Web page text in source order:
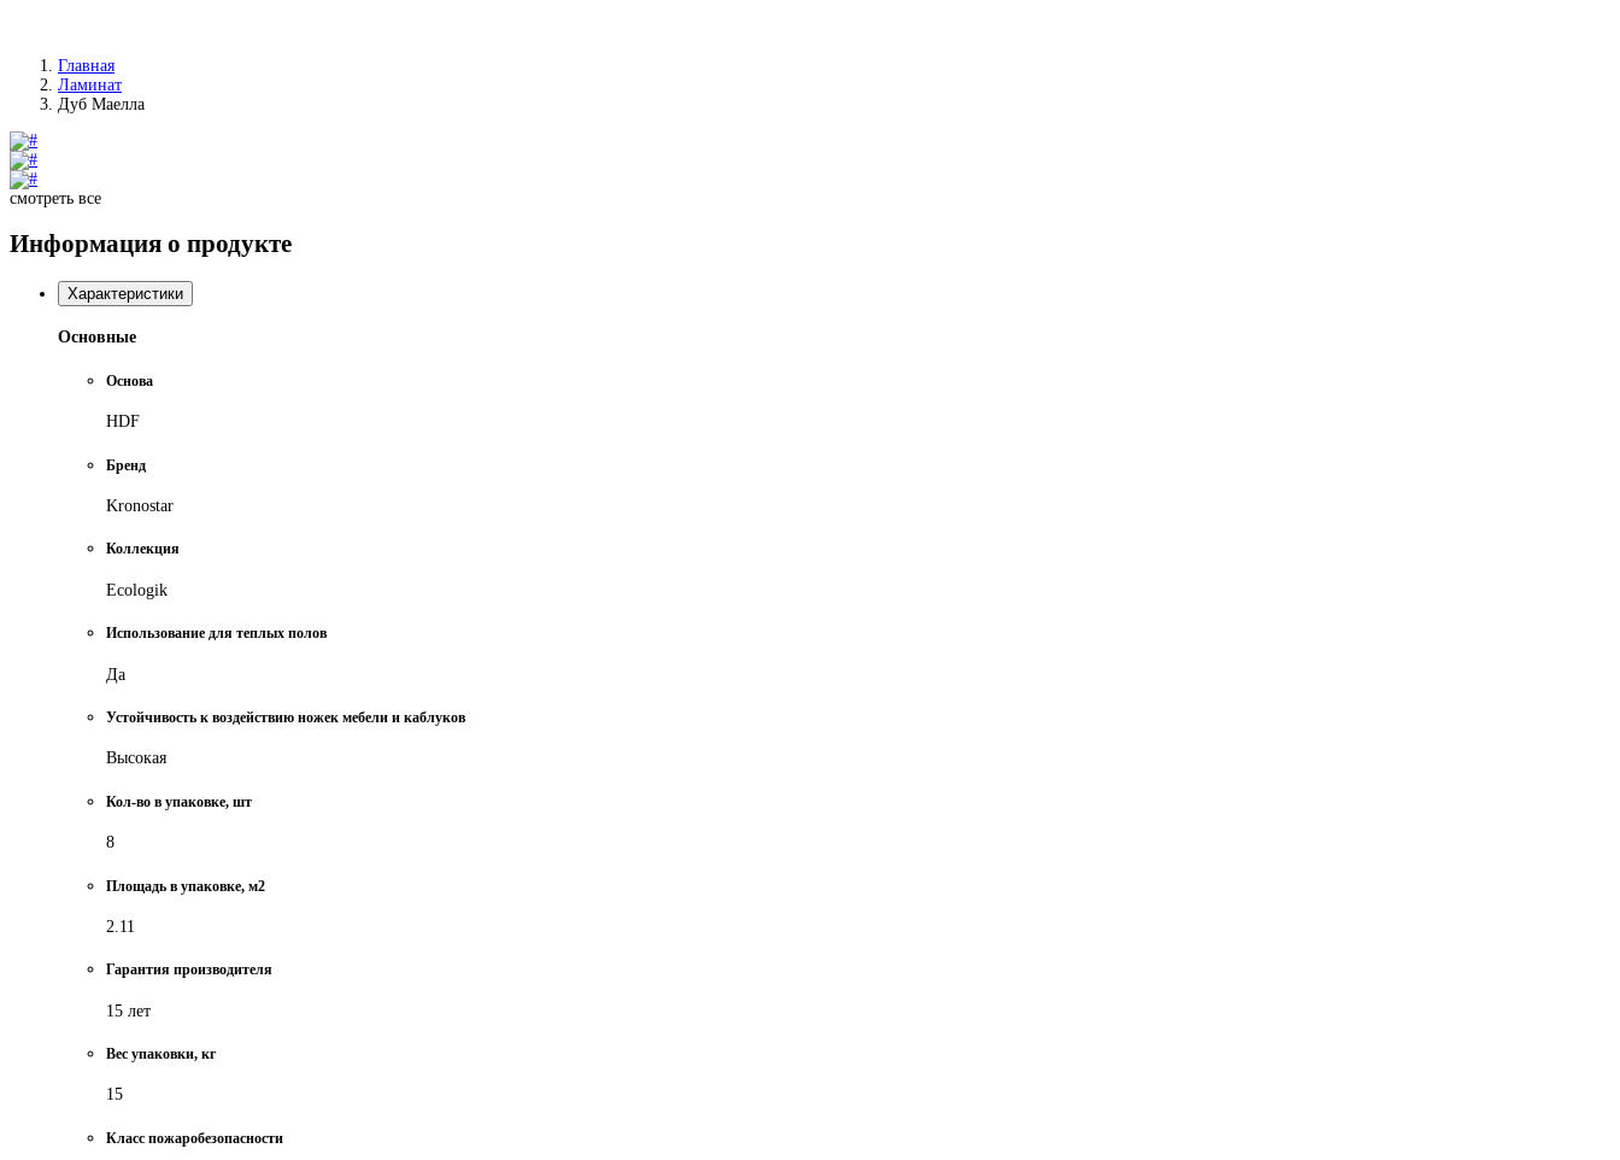
Главная
Ламинат
Дуб Маелла
смотреть все
Информация о продукте
Характеристики
Основные
Основа
HDF
Бренд
Kronostar
Коллекция
Ecologik
Использование для теплых полов
Да
Устойчивость к воздействию ножек мебели и каблуков
Высокая
Кол-во в упаковке, шт
8
Площадь в упаковке, м2
2.11
Гарантия производителя
15 лет
Вес упаковки, кг
15
Класс пожаробезопасности